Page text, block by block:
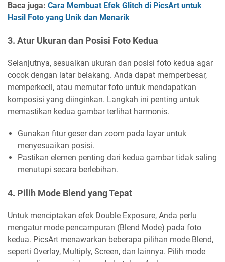
Baca juga: Cara Membuat Efek Glitch di PicsArt untuk
Hasil Foto yang Unik dan Menarik
3. Atur Ukuran dan Posisi Foto Kedua
Selanjutnya, sesuaikan ukuran dan posisi foto kedua agar
cocok dengan latar belakang. Anda dapat memperbesar,
memperkecil, atau memutar foto untuk mendapatkan
komposisi yang diinginkan. Langkah ini penting untuk
memastikan kedua gambar terlihat harmonis.
Gunakan fitur geser dan zoom pada layar untuk
menyesuaikan posisi.
Pastikan elemen penting dari kedua gambar tidak saling
menutupi secara berlebihan.
4. Pilih Mode Blend yang Tepat
Untuk menciptakan efek Double Exposure, Anda perlu
mengatur mode pencampuran (Blend Mode) pada foto
kedua. PicsArt menawarkan beberapa pilihan mode Blend,
seperti Overlay, Multiply, Screen, dan lainnya. Pilih mode